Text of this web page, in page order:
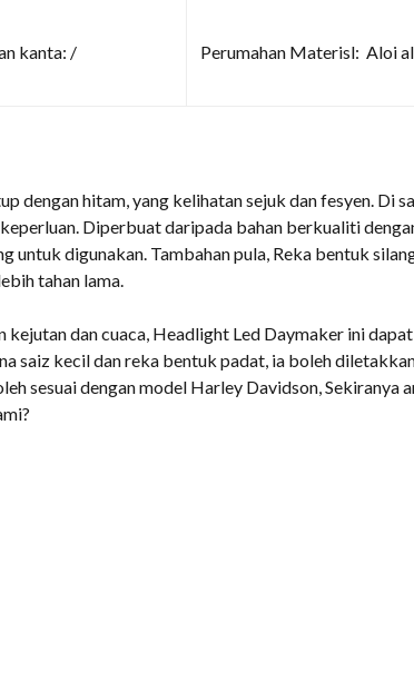
kanta: / Perumahan Materisl: Aloi
dengan hitam, yang kelihatan sejuk dan fesyen. Di
Diperbuat daripada bahan berkualiti
untuk digunakan. Tambahan pula, Reka bentuk
tahan lama.
kejutan dan cuaca, Headlight Led Daymaker ini
saiz kecil dan reka bentuk padat, ia boleh
sesuai dengan model Harley Davidson, Sekiranya